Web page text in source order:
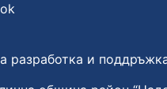
разработка и